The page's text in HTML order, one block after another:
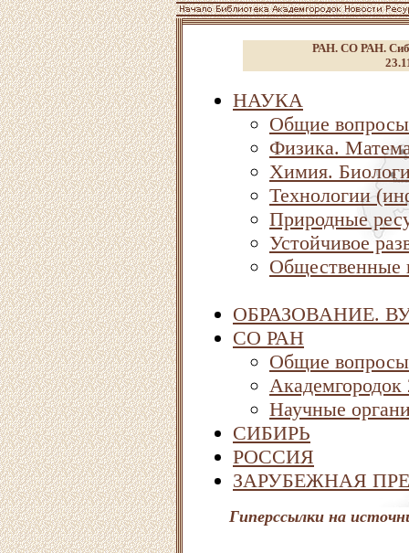
РАН. СО РАН.
НАУКА
Общие вопросы
Физика.
Химия.
Технологии
Природные
Устойчивое
Общественные
ОБРАЗОВАНИЕ.
СО РАН
Общие вопросы
Научные
СИБИРЬ
РОССИЯ
ЗАРУБЕЖНАЯ
Гиперссылки на